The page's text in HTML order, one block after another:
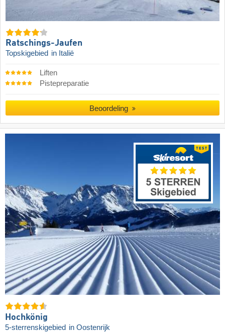
Ratschings-Jaufen
Topskigebied in Italië
Liften
Pistepreparatie
Beoordeling
Hochkönig
5-sterrenskigebied in Oostenrijk